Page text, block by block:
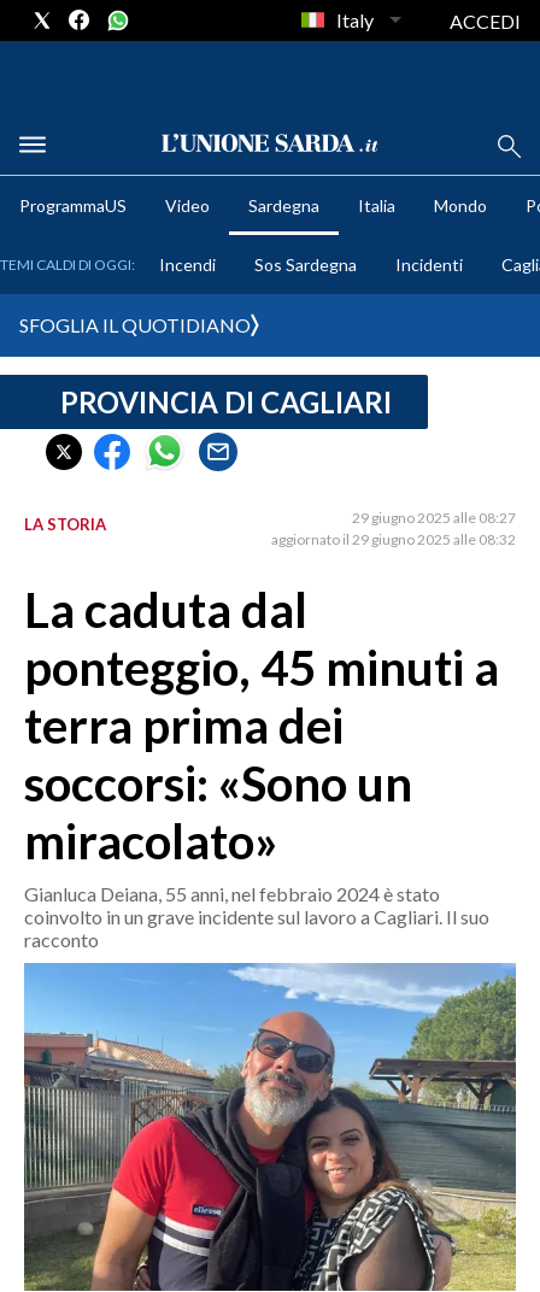
METEO
CRONACA SARDEGNA
CAGLIARI
SULCIS IGLESIENTE
SASSARI E PROVINCIA
GALLURA
NUORO E PROVINCIA
OGLIASTRA
CRONACA
ITALIA
MONDO
SERVIZI ALLE IMPRESE
LAVORO
BANDI
SPORT IN SARDEGNA
SPORT
Italy ACCEDI
ProgrammaUS Video Sardegna Italia Mondo
TEMI CALDI DI OGGI: Incendi Sos Sardegna Incidenti
SFOGLIA IL QUOTIDIANO
PROVINCIA DI CAGLIARI
LA STORIA
29 giugno 2025 alle 08:27
aggiornato il 29 giugno 2025 alle 08:32
La caduta dal
ponteggio, 45 minuti a
terra prima dei
soccorsi: «Sono un
miracolato»
Gianluca Deiana, 55 anni, nel febbraio 2024 è stato
coinvolto in un grave incidente sul lavoro a Cagliari. Il suo
racconto